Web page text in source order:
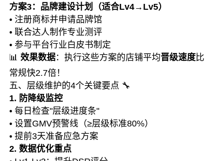
方案3：品牌建设计划（适合Lv4→Lv5）
• 注册商标并申请品牌馆
• 联合达人制作专业测评
• 参与平台行业白皮书制定
📊效果数据：执行这些方案的店铺平均晋级速度比
常规快2.7倍！
五、层级维护的4个关键要点 🔧
1. 防降级监控
• 每日检查"层级进度条"
• 设置GMV预警线（≥层级标准80%）
• 提前3天准备应急方案
2. 数据优化重点